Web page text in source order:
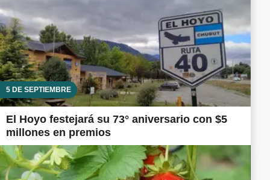
5 DE SEPTIEMBRE
El Hoyo festejará su 73° aniversario con $5
millones en premios